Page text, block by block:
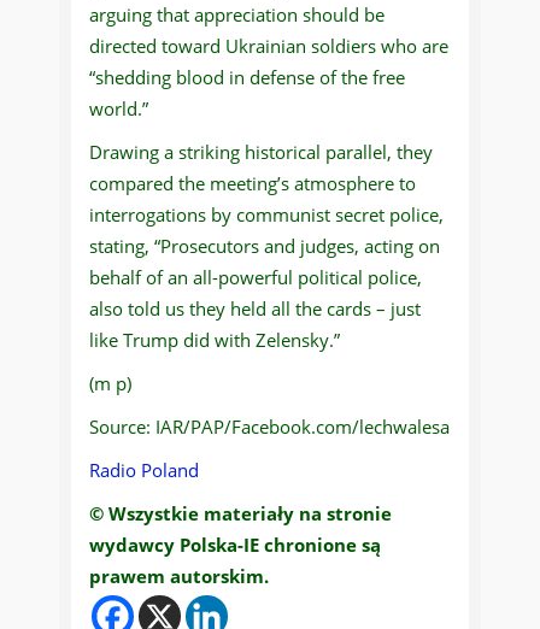
arguing that appreciation should be
directed toward Ukrainian soldiers who are
“shedding blood in defense of the free
world.”
Drawing a striking historical parallel, they
compared the meeting’s atmosphere to
interrogations by communist secret police,
stating, “Prosecutors and judges, acting on
behalf of an all-powerful political police,
also told us they held all the cards – just
like Trump did with Zelensky.”
(m p)
Source: IAR/PAP/Facebook.com/lechwalesa
Radio Poland
© Wszystkie materiały na stronie
wydawcy Polska-IE chronione są
prawem autorskim.